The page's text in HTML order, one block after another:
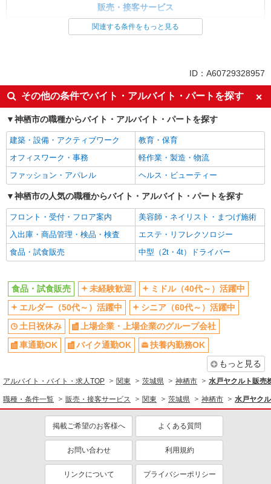
販売・接客サービス
土日祝休み
上場企業・上場企業のグループ会
社
車通勤OK
扶養内勤務OK
社員登用あり
関連する条件をもっと見る
ID：A60729328957
その他の条件でバイト・アルバイト・パートを探す
神栖市の職種からバイト・アルバイト・パートを探す
建築・設備・アクティブワーク
教育・保育
オフィスワーク・事務
軽作業・製造・物流
ファッション・アパレル
ヘルス・ビューティー
神栖市の人気の職種からバイト・アルバイト・パートを探す
フロント・受付・フロア案内
美容師・ネイリスト・まつげ施術
入出庫・商品管理・検品・検査
エステ・リフレクソロジー
食品・試食販売
中型（2t・4t）ドライバー
食品・試食販売 未経験歓迎
ミドル（40代～）活躍中
エルダー（50代～）活躍中
シニア（60代～）活躍中
土日祝休み
上場企業・上場企業のグループ会社
車通勤OK
バイク通勤OK
扶養内勤務OK
もっと見る
アルバイト・バイト・求人TOP 関東 茨城県 神栖市 水戸ヤクルト販売
職種・条件一覧 販売・接客サービス 関東 茨城県 神栖市 水戸ヤク
掲載ご希望のお客様へ よくある質問
お問い合わせ 利用規約
リンクについて プライバシーポリシー